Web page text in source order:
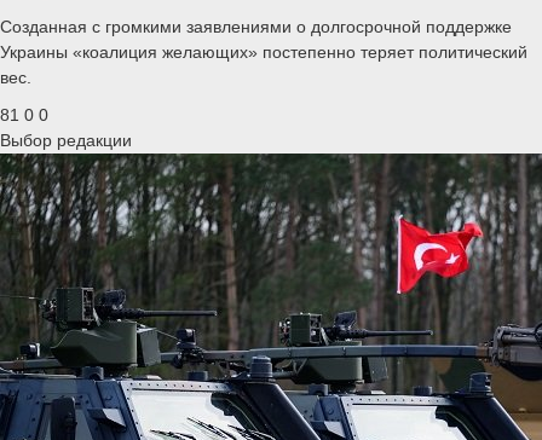
Созданная с громкими заявлениями о долгосрочной поддержке
Украины «коалиция желающих» постепенно теряет политический
вес.
81 0 0
Выбор редакции